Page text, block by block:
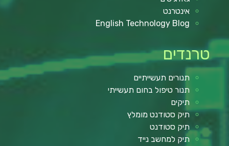
אינטרנט
English Technology Blog
טרנדים
תנורים תעשייתיים
תנור טיפול בחום תעשייתי
תיקים
תיק סטודנט מומלץ
תיק סטודנט
תיק למחשב נייד